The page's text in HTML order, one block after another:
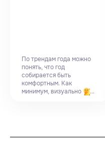
По трендам года можно
понять, что год
собирается быть
комфортным. Как
минимум, визуально
...